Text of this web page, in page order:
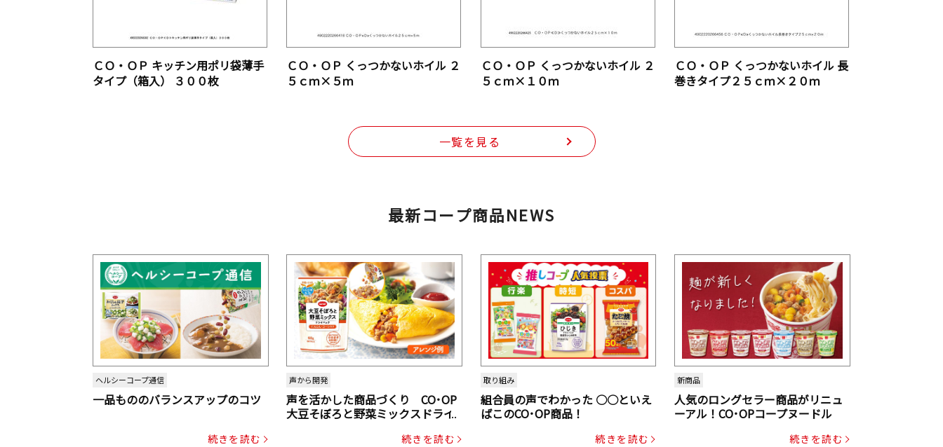
ＣＯ・ＯＰ キッチン用ポリ袋薄手
タイプ（箱入） ３００枚
ＣＯ・ＯＰ くっつかないホイル ２
５ｃｍ×５ｍ
ＣＯ・ＯＰ くっつかないホイル ２
５ｃｍ×１０ｍ
ＣＯ・ＯＰ くっつかないホイル 長
巻きタイプ２５ｃｍ×２０ｍ
一覧を見る
最新コープ商品NEWS
ヘルシーコープ通信
一品もののバランスアップのコツ
続きを読む
声から開発
声を活かした商品づくり CO･OP
大豆そぼろと野菜ミックスドライ
続きを読む
取り組み
組合員の声でわかった ○○といえ
ばこのCO･OP商品！
続きを読む
新商品
人気のロングセラー商品がリニュ
ーアル！CO･OPコープヌードル
続きを読む